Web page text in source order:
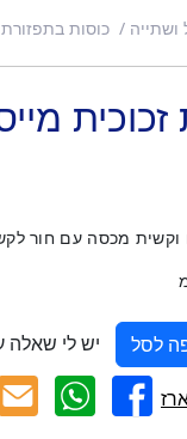
ושתייה כוסות בתפזורת
מייסון עם
לסל יש לי שאלה